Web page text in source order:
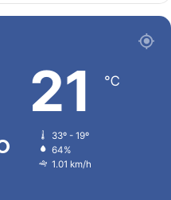
21 ℃
33º - 19º
64%
1.01 km/h